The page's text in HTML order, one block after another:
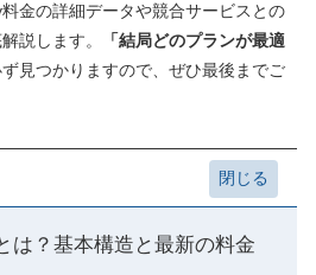
金の詳細データや競合サービスとの
説します。
「結局どのプランが最適
ず見つかりますので、ぜひ最後までご
は？基本構造と最新の料金